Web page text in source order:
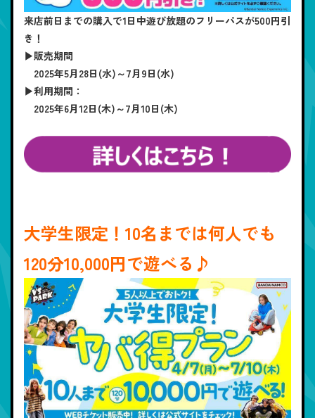
来店前日までの購入で1日中遊び放題のフリーパスが500円引
き！
▶販売期間
2025年5月28日(水)～7月9日(水)
▶利用期間：
2025年6月12日(木)～7月10日(木)
大学生限定！10名までは何人でも
120分10,000円で遊べる♪